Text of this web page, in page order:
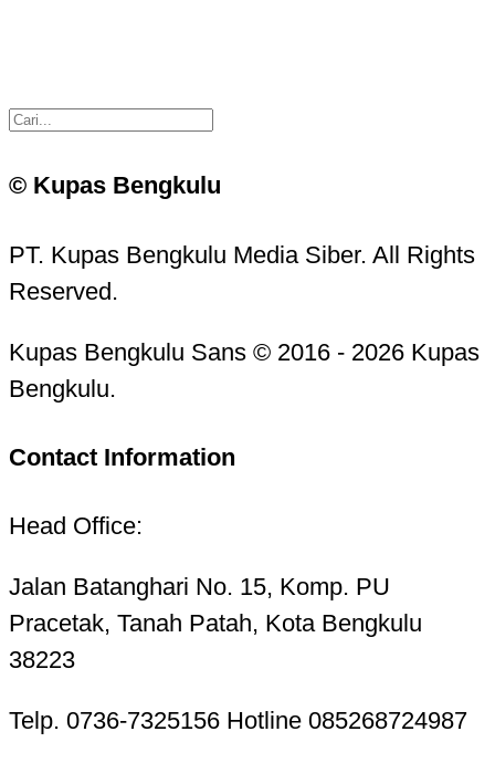
© Kupas Bengkulu
PT. Kupas Bengkulu Media Siber. All Rights
Reserved.
Kupas Bengkulu Sans © 2016 - 2026 Kupas
Bengkulu.
Contact Information
Head Office:
Jalan Batanghari No. 15, Komp. PU
Pracetak, Tanah Patah, Kota Bengkulu
38223
Telp. 0736-7325156 Hotline 085268724987